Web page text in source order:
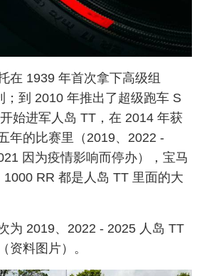
在 1939 年首次拿下高级组
；到 2010 年推出了超级跑车 S
始进军人岛 TT，在 2014 年获
年的比赛里（2019、2022 -
因为疫情影响而停办），宝马
RR 都是人岛 TT 里面的大
为 2019、2022 - 2025 人岛 TT
资料图片）。